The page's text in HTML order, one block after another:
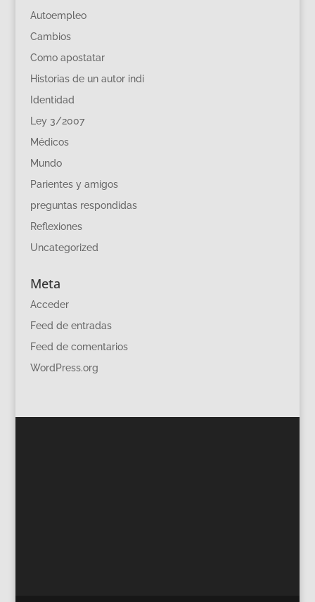
Autoempleo
Cambios
Como apostatar
Historias de un autor indi
Identidad
Ley 3/2007
Médicos
Mundo
Parientes y amigos
preguntas respondidas
Reflexiones
Uncategorized
Meta
Acceder
Feed de entradas
Feed de comentarios
WordPress.org